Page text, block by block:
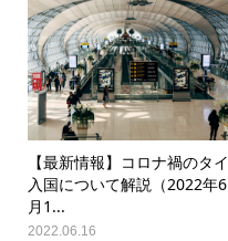
【最新情報】コロナ禍のタイ
入国について解説（2022年6
月1...
2022.06.16